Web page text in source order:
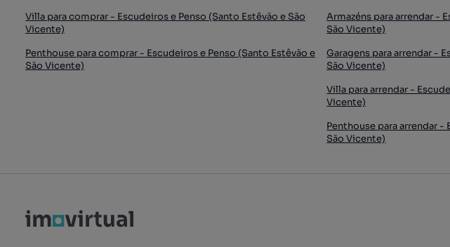
Villa para comprar - Escudeiros e Penso (Santo Estêvão e São
Vicente)
Penthouse para comprar - Escudeiros e Penso (Santo Estêvão e
São Vicente)
Armazéns para arrendar -
São Vicente)
Garagens para arrendar -
São Vicente)
Villa para arrendar -
Vicente)
Penthouse para arrendar -
São Vicente)